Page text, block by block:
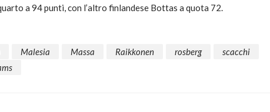
a 94 punti, con l’altro finlandese Bottas a quota 72.
Malesia Massa Raikkonen rosberg
scacchi